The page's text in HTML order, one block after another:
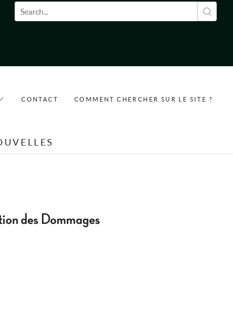
Formulaire de recherche
CONTACT COMMENT CHERCHER SUR LE SITE ?
des Dommages